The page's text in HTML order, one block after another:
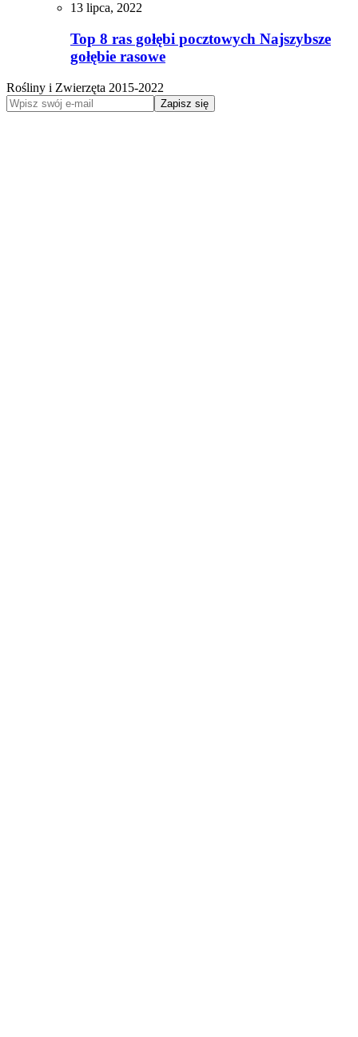
13 lipca, 2022
Top 8 ras gołębi pocztowych Najszybsze
gołębie rasowe
Rośliny i Zwierzęta 2015-2022
Zapisz się